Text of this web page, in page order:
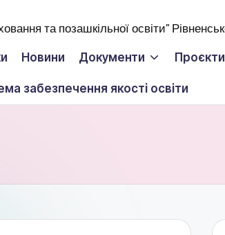
Новини Документи Проєкти
забезпечення якості освіти